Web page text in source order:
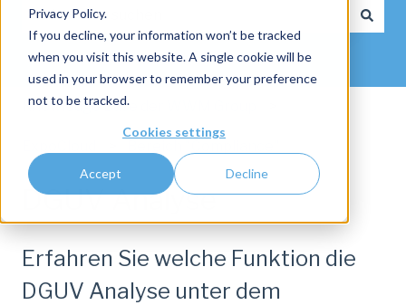
Privacy Policy.
If you decline, your information won’t be tracked
when you visit this website. A single cookie will be
used in your browser to remember your preference
not to be tracked.
Cookies settings
Accept Decline
Es gibt keine Vorschläge, da das Suchfeld leer ist.
Knowledge Base der WWM Group
DGUV Analyse
Erfahren Sie welche Funktion die
DGUV Analyse unter dem